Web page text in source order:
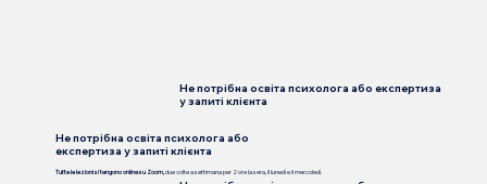
Не потрібна освіта психолога або експертиза
у запиті клієнта
Не потрібна освіта психолога або
експертиза у запиті клієнта
Tutte le lezioni si tengono online su Zoom, due volte a settimana per 2 ore la sera, il lunedì e il mercoledì.